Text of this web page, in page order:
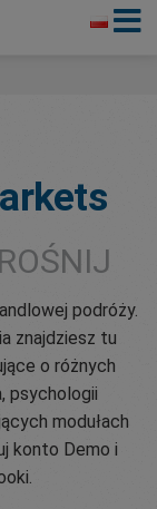
podróży.
znajdziesz tu
o różnych
psychologii
modułach
konto Demo i